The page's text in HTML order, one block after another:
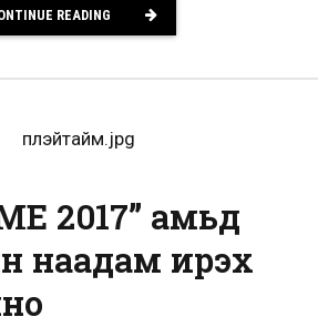
READING
2017” амьд
наадам ирэх